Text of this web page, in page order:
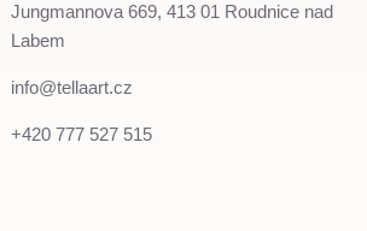
Jungmannova 669, 413 01 Roudnice nad
Labem
info@tellaart.cz
+420 777 527 515